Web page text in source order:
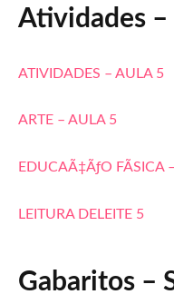
Atividades –
ATIVIDADES – AULA 5
ARTE – AULA 5
EDUCAÃ‡ÃƒO FÃSICA
LEITURA DELEITE 5
Gabaritos –